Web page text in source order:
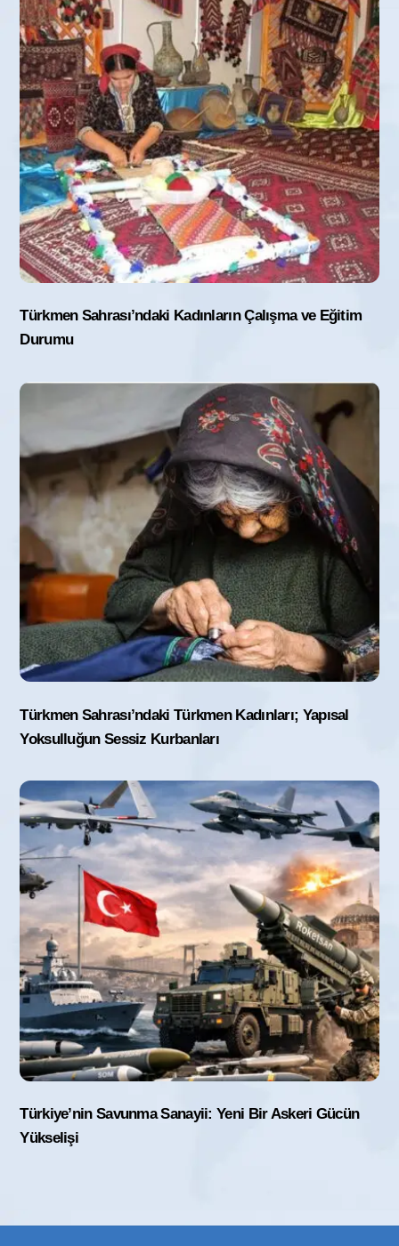
Türkmen Sahrası’ndaki Kadınların Çalışma ve Eğitim
Durumu
Türkmen Sahrası’ndaki Türkmen Kadınları; Yapısal
Yoksulluğun Sessiz Kurbanları
Türkiye’nin Savunma Sanayii: Yeni Bir Askeri Gücün
Yükselişi